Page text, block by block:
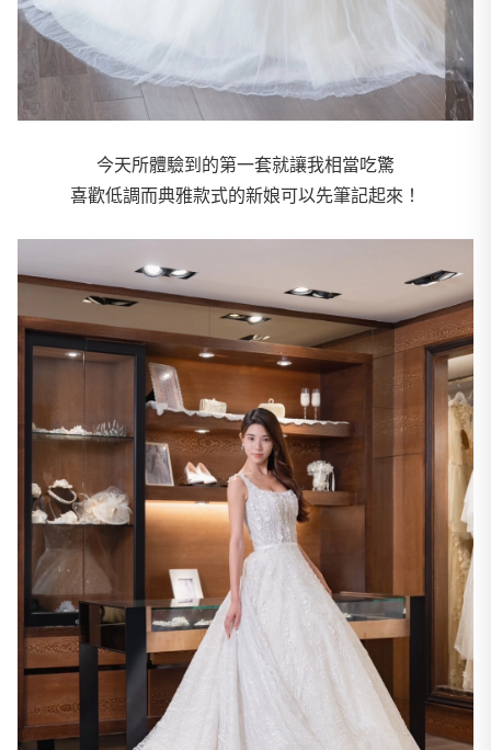
今天所體驗到的第一套就讓我相當吃驚
喜歡低調而典雅款式的新娘可以先筆記起來！